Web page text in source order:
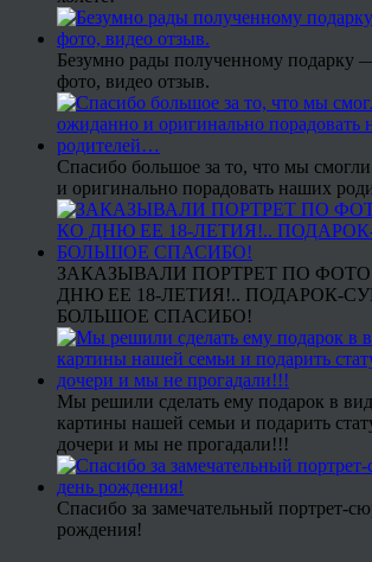
Безумно рады полученному подарку
фото, видео отзыв.
Спасибо большое за то, что мы
и оригинально порадовать наших
ЗАКАЗЫВАЛИ ПОРТРЕТ ПО
ДНЮ ЕЕ 18-ЛЕТИЯ!.. ПОДАРОК-
БОЛЬШОЕ СПАСИБО!
Мы решили сделать ему подарок в
картины нашей семьи и подарить
дочери и мы не прогадали!!!
Спасибо за замечательный портрет-
рождения!